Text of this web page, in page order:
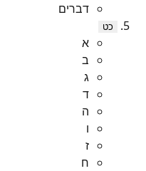
דברים
כט
א
ב
ג
ד
ה
ו
ז
ח